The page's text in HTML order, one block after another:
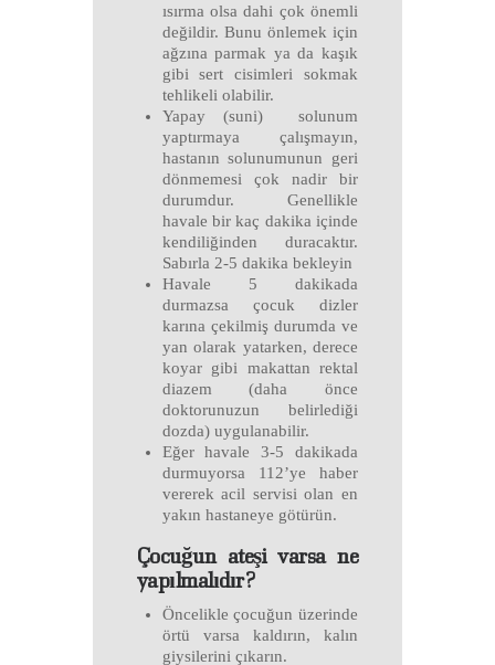
ısırma olsa dahi çok önemli
değildir. Bunu önlemek için
ağzına parmak ya da kaşık
gibi sert cisimleri sokmak
tehlikeli olabilir.
Yapay (suni) solunum
yaptırmaya çalışmayın,
hastanın solunumunun geri
dönmemesi çok nadir bir
durumdur. Genellikle
havale bir kaç dakika içinde
kendiliğinden duracaktır.
Sabırla 2-5 dakika bekleyin
Havale 5 dakikada
durmazsa çocuk dizler
karına çekilmiş durumda ve
yan olarak yatarken, derece
koyar gibi makattan rektal
diazem (daha önce
doktorunuzun belirlediği
dozda) uygulanabilir.
Eğer havale 3-5 dakikada
durmuyorsa 112’ye haber
vererek acil servisi olan en
yakın hastaneye götürün.
Çocuğun ateşi varsa ne
yapılmalıdır?
Öncelikle çocuğun üzerinde
örtü varsa kaldırın, kalın
giysilerini çıkarın.